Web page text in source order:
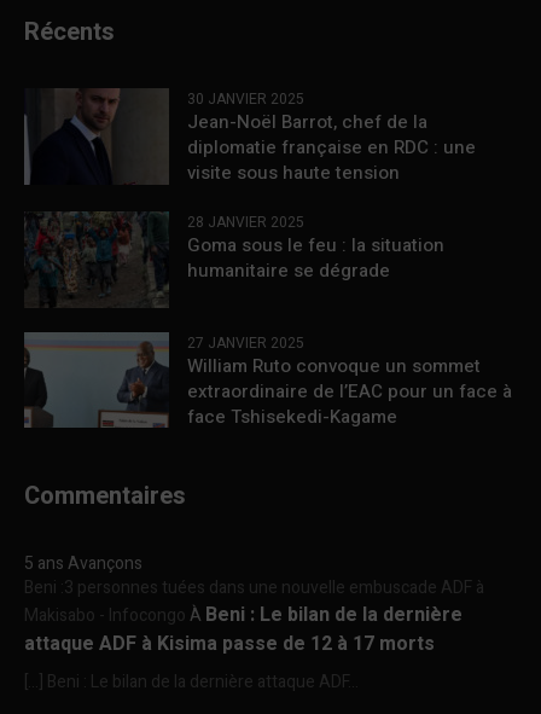
Récents
30 JANVIER 2025
Jean-Noël Barrot, chef de la
diplomatie française en RDC : une
visite sous haute tension
28 JANVIER 2025
Goma sous le feu : la situation
humanitaire se dégrade
27 JANVIER 2025
William Ruto convoque un sommet
extraordinaire de l’EAC pour un face à
face Tshisekedi-Kagame
Commentaires
5 ans Avançons
Beni :3 personnes tuées dans une nouvelle embuscade ADF à
Makisabo - InfocongoÀ Beni : Le bilan de la dernière
attaque ADF à Kisima passe de 12 à 17 morts
[…] Beni : Le bilan de la dernière attaque ADF...